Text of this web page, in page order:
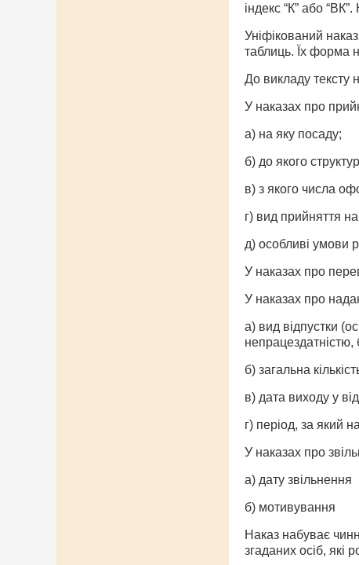
індекс “К” або
Уніфікований
таблиць. Їх форма
До викладу тексту
У наказах про
а) на яку посаду;
б) до якого
в) з якого числа
г) вид прийняття
д) особливі умови
У наказах про
У наказах про
а) вид відпустки
б) загальна
в) дата виходу у
г) період, за який
У наказах про
а) дату звільнення
б) мотивування
Наказ набуває
згаданих осіб, які